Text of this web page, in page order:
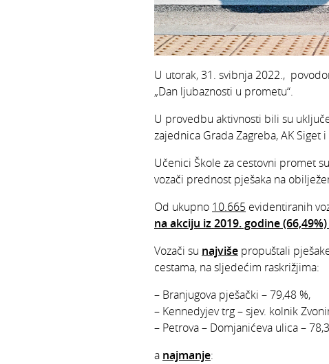
U utorak, 31. svibnja 2022.,
„Dan ljubaznosti u prometu“.
U provedbu aktivnosti bili su
zajednica Grada Zagreba, AK Siget
Učenici Škole za cestovni promet
vozači prednost pješaka na
Od ukupno 10.665 evidentiranih
na akciju iz 2019. godine
Vozači su najviše propuštali
cestama, na sljedećim raskrižjima:
– Branjugova pješački – 79,48 %,
– Kennedyjev trg – sjev. kolnik
– Petrova – Domjanićeva ulica –
a najmanje: